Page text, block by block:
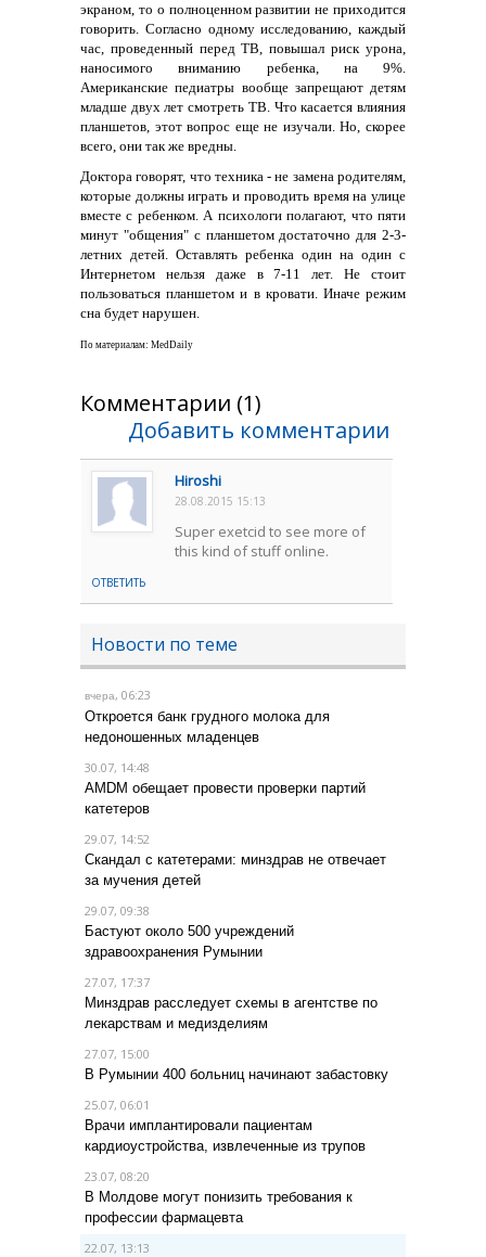
экраном, то о полноценном развитии не приходится
говорить. Согласно одному исследованию, каждый
час, проведенный перед ТВ, повышал риск урона,
наносимого вниманию ребенка, на 9%.
Американские педиатры вообще запрещают детям
младше двух лет смотреть ТВ. Что касается влияния
планшетов, этот вопрос еще не изучали. Но, скорее
всего, они так же вредны.
Доктора говорят, что техника - не замена родителям,
которые должны играть и проводить время на улице
вместе с ребенком. А психологи полагают, что пяти
минут "общения" с планшетом достаточно для 2-3-
летних детей. Оставлять ребенка один на один с
Интернетом нельзя даже в 7-11 лет. Не стоит
пользоваться планшетом и в кровати. Иначе режим
сна будет нарушен.
По материалам: MedDaily
Комментарии (1)
Добавить комментарии
Hiroshi
28.08.2015 15:13
Super exetcid to see more of
this kind of stuff online.
ОТВЕТИТЬ
Новости по теме
вчера, 06:23
Откроется банк грудного молока для
недоношенных младенцев
30.07, 14:48
AMDM обещает провести проверки партий
катетеров
29.07, 14:52
Скандал с катетерами: минздрав не отвечает
за мучения детей
29.07, 09:38
Бастуют около 500 учреждений
здравоохранения Румынии
27.07, 17:37
Минздрав расследует схемы в агентстве по
лекарствам и медизделиям
27.07, 15:00
В Румынии 400 больниц начинают забастовку
25.07, 06:01
Врачи имплантировали пациентам
кардиоустройства, извлеченные из трупов
23.07, 08:20
В Молдове могут понизить требования к
профессии фармацевта
22.07, 13:13